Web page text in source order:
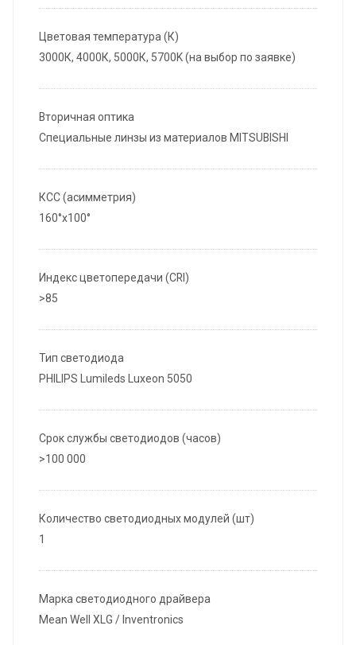
Цветовая температура (К)
3000К, 4000К, 5000К, 5700K (на выбор по заявке)
Вторичная оптика
Специальные линзы из материалов MITSUBISHI
КСС (асимметрия)
160°х100°
Индекс цветопередачи (CRI)
>85
Тип светодиода
PHILIPS Lumileds Luxeon 5050
Срок службы светодиодов (часов)
>100 000
Количество светодиодных модулей (шт)
1
Марка светодиодного драйвера
Mean Well XLG / Inventronics